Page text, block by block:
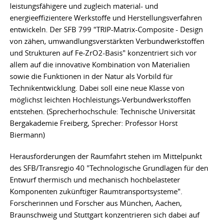
leistungsfähigere und zugleich material- und
energieeffizientere Werkstoffe und Herstellungsverfahren
entwickeln. Der SFB 799 "TRIP-Matrix-Composite - Design
von zähen, umwandlungsverstärkten Verbundwerkstoffen
und Strukturen auf Fe-ZrO2-Basis" konzentriert sich vor
allem auf die innovative Kombination von Materialien
sowie die Funktionen in der Natur als Vorbild für
Technikentwicklung. Dabei soll eine neue Klasse von
möglichst leichten Hochleistungs-Verbundwerkstoffen
entstehen. (Sprecherhochschule: Technische Universität
Bergakademie Freiberg, Sprecher: Professor Horst
Biermann)
Herausforderungen der Raumfahrt stehen im Mittelpunkt
des SFB/Transregio 40 "Technologische Grundlagen für den
Entwurf thermisch und mechanisch hochbelasteter
Komponenten zukünftiger Raumtransportsysteme".
Forscherinnen und Forscher aus München, Aachen,
Braunschweig und Stuttgart konzentrieren sich dabei auf